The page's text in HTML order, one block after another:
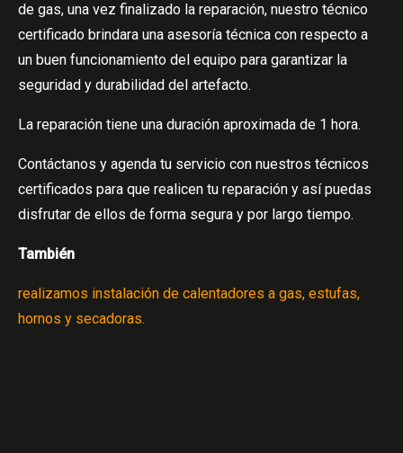
de gas, una vez finalizado la reparación, nuestro técnico
certificado brindara una asesoría técnica con respecto a
un buen funcionamiento del equipo para garantizar la
seguridad y durabilidad del artefacto.
La reparación tiene una duración aproximada de 1 hora.
Contáctanos y agenda tu servicio con nuestros técnicos
certificados para que realicen tu reparación y así puedas
disfrutar de ellos de forma segura y por largo tiempo.
También
realizamos instalación de calentadores a gas, estufas,
hornos y secadoras.